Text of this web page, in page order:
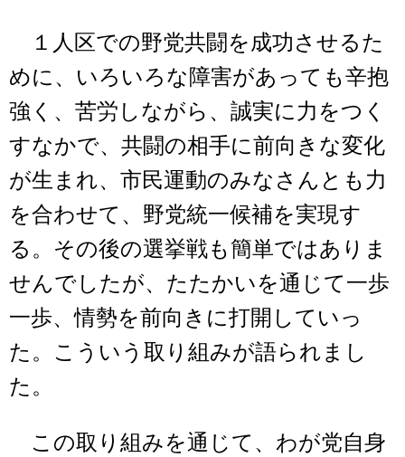
１人区での野党共闘を成功させるた
めに、いろいろな障害があっても辛抱
強く、苦労しながら、誠実に力をつく
すなかで、共闘の相手に前向きな変化
が生まれ、市民運動のみなさんとも力
を合わせて、野党統一候補を実現す
る。その後の選挙戦も簡単ではありま
せんでしたが、たたかいを通じて一歩
一歩、情勢を前向きに打開していっ
た。こういう取り組みが語られまし
た。
この取り組みを通じて、わが党自身